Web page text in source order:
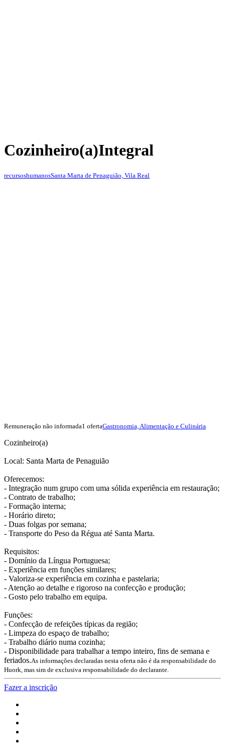
Cozinheiro(a)Integral
recursoshumanosSanta Marta de Penaguião, Vila Real
Remuneração não informada1 ofertaGastronomia, Alimentação e Culinária
Cozinheiro(a)
Local: Santa Marta de Penaguião
Oferecemos:
- Integração num grupo com uma sólida experiência em restauração;
- Contrato de trabalho;
- Formação interna;
- Horário direto;
- Duas folgas por semana;
- Transporte do Peso da Régua até Santa Marta.
Requisitos:
- Domínio da Língua Portuguesa;
- Experiência em funções similares;
- Valoriza-se experiência em cozinha e pastelaria;
- Atenção ao detalhe e rigoroso na confecção e produção;
- Gosto pelo trabalho em equipa.
Funções:
- Confecção de refeições típicas da região;
- Limpeza do espaço de trabalho;
- Trabalho diário numa cozinha;
- Disponibilidade para trabalhar a tempo inteiro, fins de semana e
feriados.As informações declaradas nesta oferta não é da responsabilidade do
Huork, mas sim de exclusiva responsabilidade do declarante.
Fazer a inscrição